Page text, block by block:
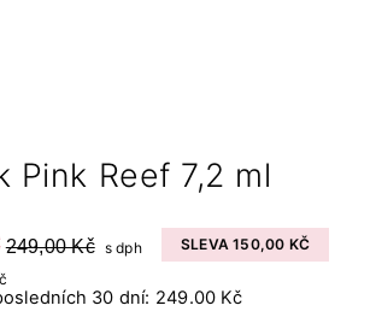
Pink Reef​ 7,2 ml
249,00 Kč s dph
SLEVA 150,00 KČ
30 dní: 249.00 Kč